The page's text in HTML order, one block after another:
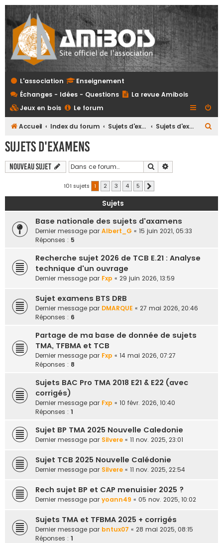
L'association
Enseignement
Échanges - Idées - Questions
La revue Amibois
Jeux en bois
Le forum
Accueil Index du forum Sujets d'examens et referentiels tous niveaux Sujets d'examens
Sujets d'examens
Nouveau sujet Rechercher
101 sujets 1 2 3 4 5
Sujets
Base nationale des sujets d'axamens
Dernier message par Albert_G « 15 juin 2021, 05:33
Réponses : 5
Recherche sujet 2026 de TCB E.21 : Analyse
technique d'un ouvrage
Dernier message par Fxp « 29 juin 2026, 13:59
Sujet examens BTS DRB
Dernier message par DMARQUE « 27 mai 2026, 20:46
Réponses : 6
Partage de ma base de donnée de sujets
TMA, TFBMA et TCB
Dernier message par Fxp « 14 mai 2026, 07:27
Réponses : 8
Sujets BAC Pro TMA 2018 E21 & E22 (avec
corrigés)
Dernier message par Fxp « 10 févr. 2026, 10:40
Réponses : 1
Sujet BP TMA 2025 Nouvelle Caledonie
Dernier message par Silvere « 11 nov. 2025, 23:01
Sujet TCB 2025 Nouvelle Calédonie
Dernier message par Silvere « 11 nov. 2025, 22:54
Rech sujet BP et CAP menuisier 2025 ?
Dernier message par yoann49 « 05 nov. 2025, 10:02
Sujets TMA et TFBMA 2025 + corrigés
Dernier message par bntux07 « 28 mai 2025, 08:15
Réponses : 1